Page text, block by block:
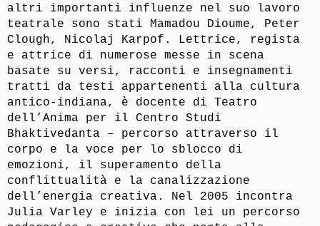
altri importanti influenze nel suo lavoro
teatrale sono stati Mamadou Dioume, Peter
Clough, Nicolaj Karpof. Lettrice, regista
e attrice di numerose messe in scena
basate su versi, racconti e insegnamenti
tratti da testi appartenenti alla cultura
antico-indiana, è docente di Teatro
dell’Anima per il Centro Studi
Bhaktivedanta – percorso attraverso il
corpo e la voce per lo sblocco di
emozioni, il superamento della
conflittualità e la canalizzazione
dell’energia creativa. Nel 2005 incontra
Julia Varley e inizia con lei un percorso